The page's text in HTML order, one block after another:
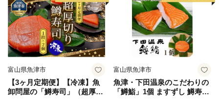
富山県魚津市
【3ヶ月定期便】【冷凍】魚
卸問屋の「鱒寿司」（超厚切
富山県魚津市
魚津・下田温泉のこだわりの
「鱒鮨」1個 ますずし 鱒寿司